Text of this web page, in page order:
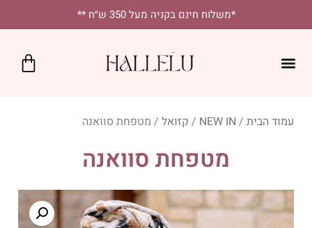
*משלוח חינם בקניה מעל 350 ש״ח **
עמוד הבית /
NEW IN
/ קזואל / מטפחת סוואנה
מטפחת סוואנה